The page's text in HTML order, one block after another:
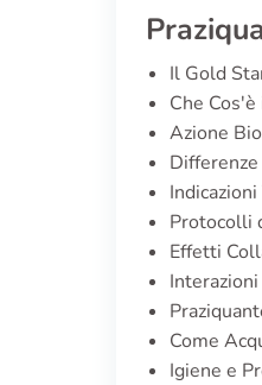
Il Gold
Che
Azione
Protocolli
Effetti
Come
Igiene e